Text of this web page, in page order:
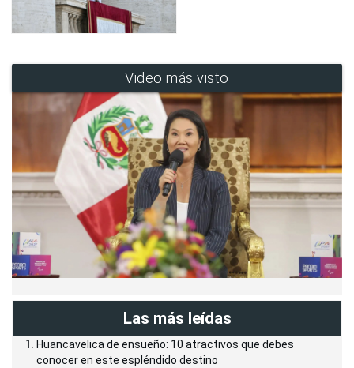
Video más visto
Las más leídas
Huancavelica de ensueño: 10 atractivos que debes
conocer en este espléndido destino